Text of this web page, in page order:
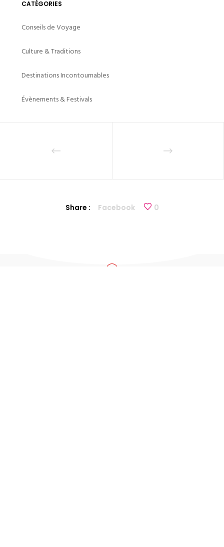
CATÉGORIES
Conseils de Voyage
Culture & Traditions
Destinations Incontournables
Évènements & Festivals
Share : Facebook 0